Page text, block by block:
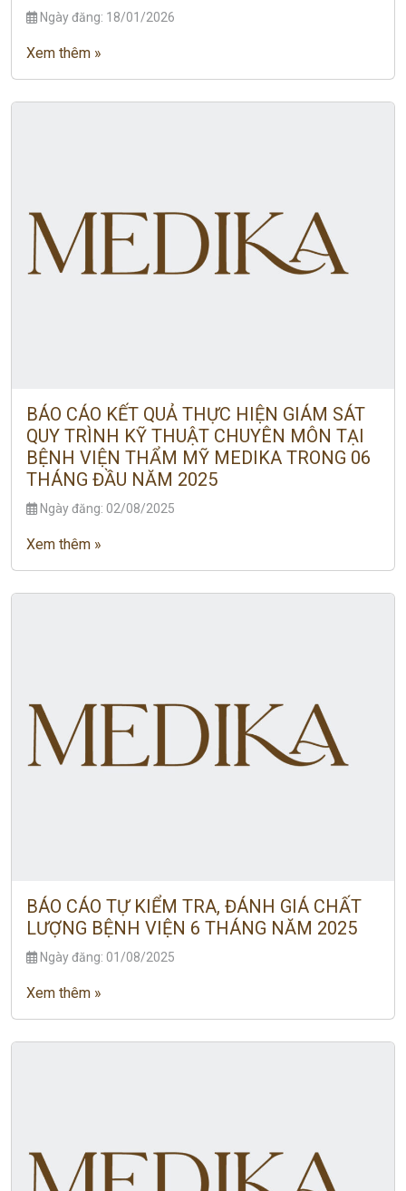
Ngày đăng: 18/01/2026
Xem thêm »
BÁO CÁO KẾT QUẢ THỰC HIỆN GIÁM SÁT
QUY TRÌNH KỸ THUẬT CHUYÊN MÔN TẠI
BỆNH VIỆN THẨM MỸ MEDIKA TRONG 06
THÁNG ĐẦU NĂM 2025
Ngày đăng: 02/08/2025
Xem thêm »
BÁO CÁO TỰ KIỂM TRA, ĐÁNH GIÁ CHẤT
LƯỢNG BỆNH VIỆN 6 THÁNG NĂM 2025
Ngày đăng: 01/08/2025
Xem thêm »